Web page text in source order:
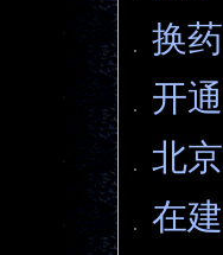
换
开
北
在